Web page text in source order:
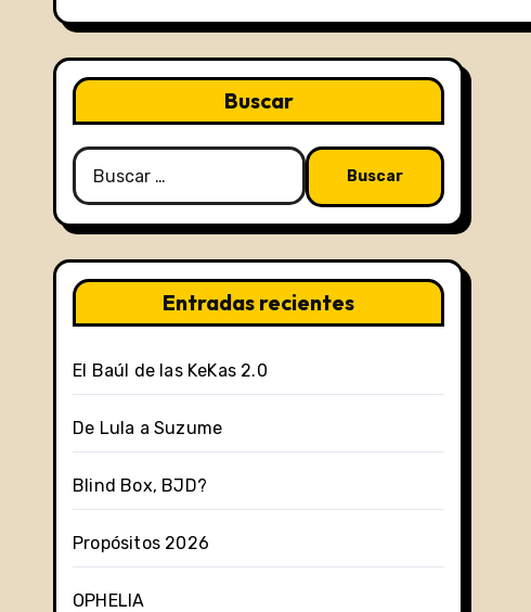
Buscar
Buscar:
Entradas recientes
El Baúl de las KeKas 2.0
De Lula a Suzume
Blind Box, BJD?
Propósitos 2026
OPHELIA